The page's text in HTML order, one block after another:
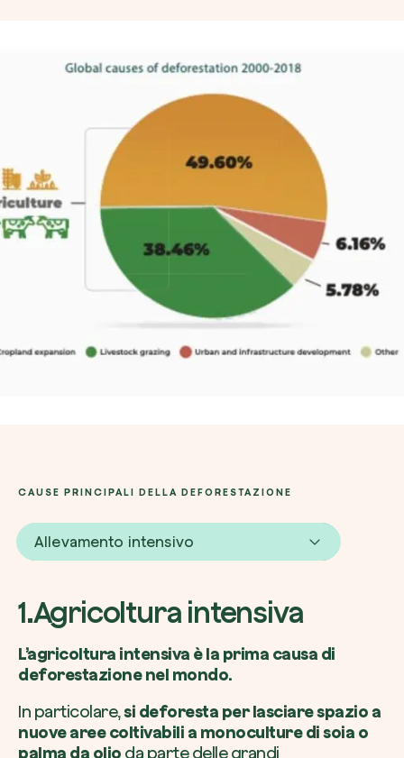
CAUSE PRINCIPALI DELLA DEFORESTAZIONE
Allevamento intensivo
1.Agricoltura intensiva
L’agricoltura intensiva è la prima causa di
deforestazione nel mondo.
In particolare,si deforesta per lasciare spazio a
nuove aree coltivabili a monoculture di soia o
palma da olio da parte delle grandi